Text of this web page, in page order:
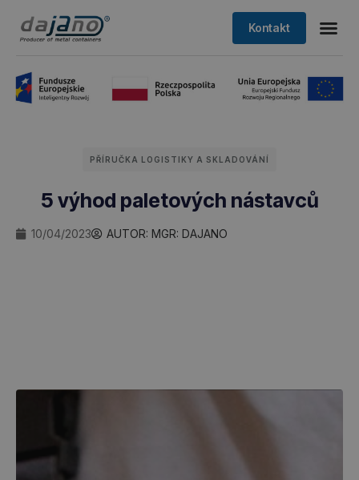
Kontakt
PŘÍRUČKA LOGISTIKY A SKLADOVÁNÍ
5 výhod paletových nástavců
10/04/2023 AUTOR: MGR: DAJANO